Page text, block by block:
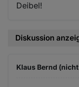
Deibel!
Diskussion
Klaus Bernd